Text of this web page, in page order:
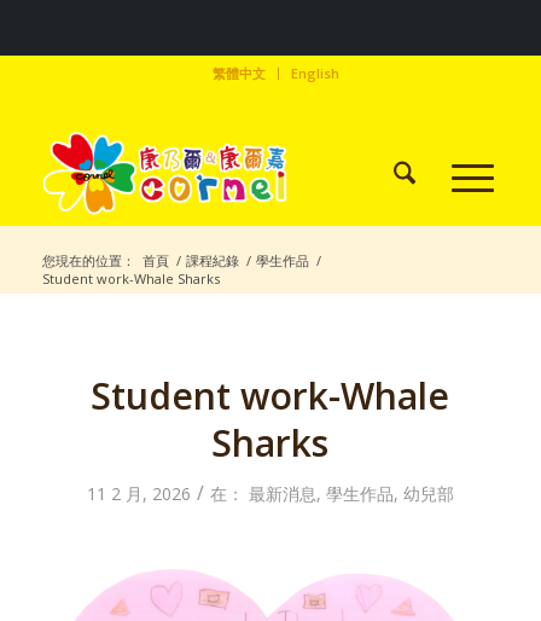
繁體中文 English
您現在的位置： 首頁 / 課程紀錄 / 學生作品 /
Student work-Whale Sharks
Student work-Whale
Sharks
11 2 月, 2026 / 在： 最新消息, 學生作品, 幼兒部